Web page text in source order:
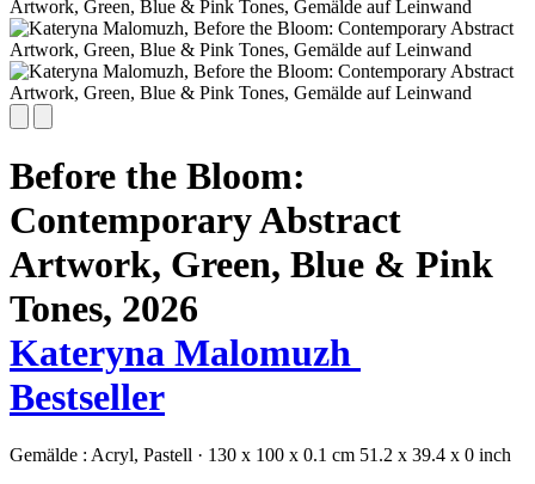
Before the Bloom:
Contemporary Abstract
Artwork, Green, Blue & Pink
Tones, 2026
Kateryna Malomuzh
Bestseller
Gemälde : Acryl, Pastell · 130 x 100 x 0.1 cm 51.2 x 39.4 x 0 inch